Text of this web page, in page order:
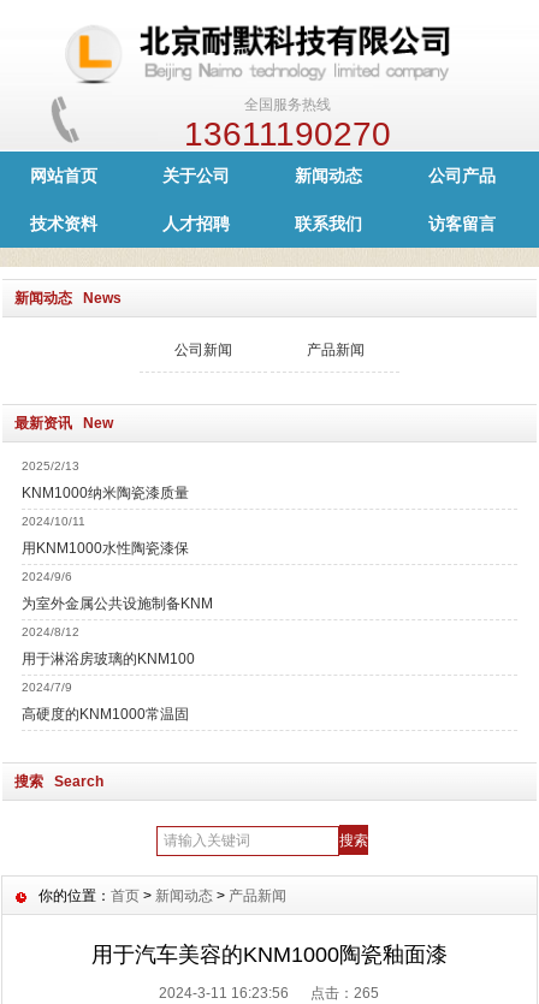
全国服务热线
13611190270
网站首页 关于公司 新闻动态 公司产品
技术资料 人才招聘 联系我们 访客留言
新闻动态 News
公司新闻 产品新闻
最新资讯 New
2025/2/13
KNM1000纳米陶瓷漆质量
2024/10/11
用KNM1000水性陶瓷漆保
2024/9/6
为室外金属公共设施制备KNM
2024/8/12
用于淋浴房玻璃的KNM100
2024/7/9
高硬度的KNM1000常温固
搜索 Search
你的位置：首页 > 新闻动态 > 产品新闻
用于汽车美容的KNM1000陶瓷釉面漆
2024-3-11 16:23:56 点击： 265